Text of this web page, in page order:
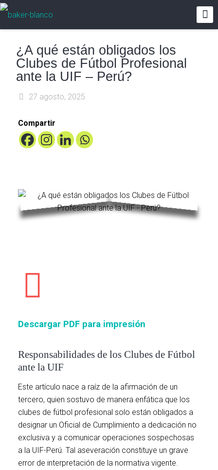
¿A qué están obligados los
Clubes de Fútbol Profesional
ante la UIF – Perú?
27 agosto, 2025
Compartir
Descargar PDF para impresión
Responsabilidades de los Clubes de Fútbol
ante la UIF
Este artículo nace a raíz de la afirmación de un
tercero, quien sostuvo de manera enfática que los
clubes de fútbol profesional solo están obligados a
designar un Oficial de Cumplimiento a dedicación no
exclusiva y a comunicar operaciones sospechosas
a la UIF-Perú. Tal aseveración constituye un grave
error de interpretación de la normativa vigente.